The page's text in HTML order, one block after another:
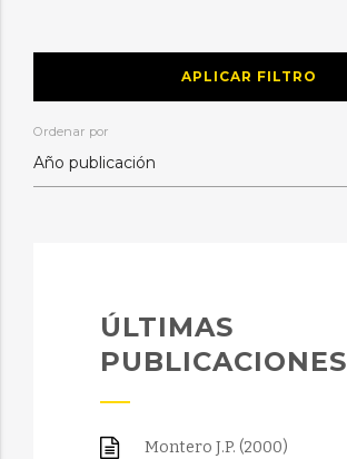
APLICAR FILTRO
Ordenar por
ÚLTIMAS
PUBLICACIONES
Montero J.P. (2000)